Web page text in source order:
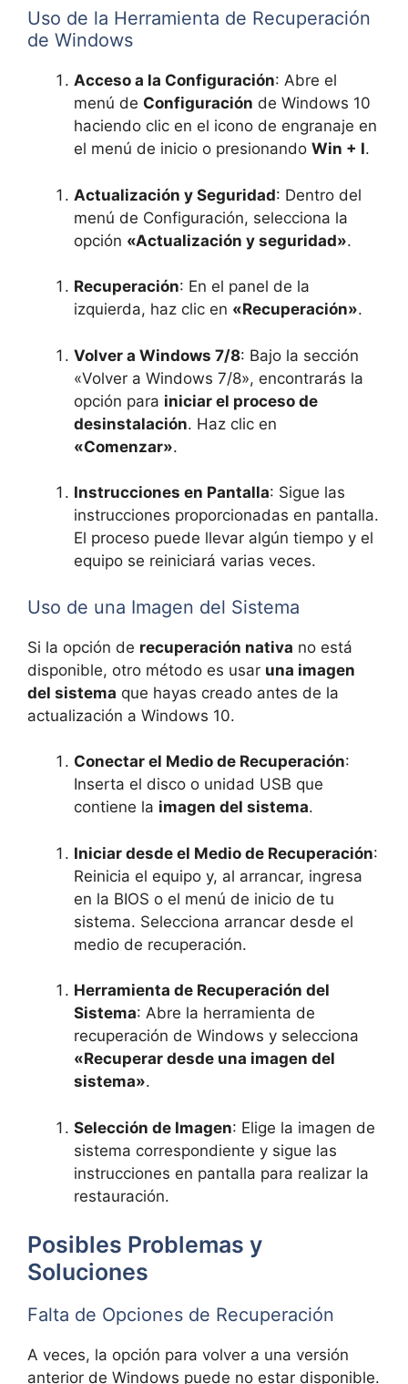
Uso de la Herramienta de Recuperación
de Windows
Acceso a la Configuración: Abre el
menú de Configuración de Windows 10
haciendo clic en el icono de engranaje en
el menú de inicio o presionando Win + I.
Actualización y Seguridad: Dentro del
menú de Configuración, selecciona la
opción «Actualización y seguridad».
Recuperación: En el panel de la
izquierda, haz clic en «Recuperación».
Volver a Windows 7/8: Bajo la sección
«Volver a Windows 7/8», encontrarás la
opción para iniciar el proceso de
desinstalación. Haz clic en
«Comenzar».
Instrucciones en Pantalla: Sigue las
instrucciones proporcionadas en pantalla.
El proceso puede llevar algún tiempo y el
equipo se reiniciará varias veces.
Uso de una Imagen del Sistema
Si la opción de recuperación nativa no está
disponible, otro método es usar una imagen
del sistema que hayas creado antes de la
actualización a Windows 10.
Conectar el Medio de Recuperación:
Inserta el disco o unidad USB que
contiene la imagen del sistema.
Iniciar desde el Medio de Recuperación:
Reinicia el equipo y, al arrancar, ingresa
en la BIOS o el menú de inicio de tu
sistema. Selecciona arrancar desde el
medio de recuperación.
Herramienta de Recuperación del
Sistema: Abre la herramienta de
recuperación de Windows y selecciona
«Recuperar desde una imagen del
sistema».
Selección de Imagen: Elige la imagen de
sistema correspondiente y sigue las
instrucciones en pantalla para realizar la
restauración.
Posibles Problemas y
Soluciones
Falta de Opciones de Recuperación
A veces, la opción para volver a una versión
anterior de Windows puede no estar disponible.